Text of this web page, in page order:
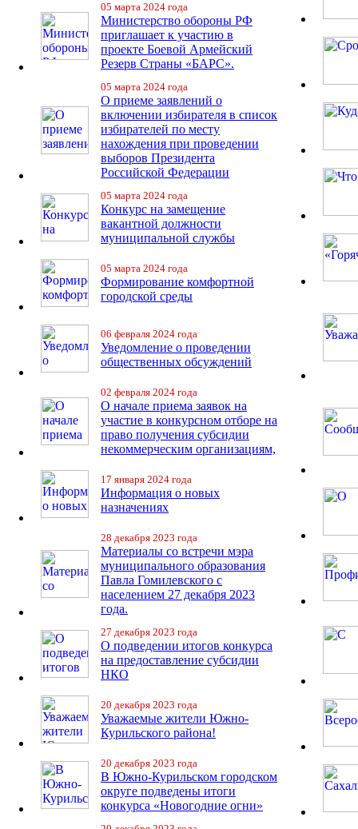
05 марта 2024 года
Министерство обороны РФ
приглашает к участию в
проекте Боевой Армейский
Резерв Страны «БАРС».
05 марта 2024 года
О приеме заявлений о
включении избирателя в список
избирателей по месту
нахождения при проведении
выборов Президента
Российской Федерации
05 марта 2024 года
Конкурс на замещение
вакантной должности
муниципальной службы
05 марта 2024 года
Формирование комфортной
городской среды
06 февраля 2024 года
Уведомление о проведении
общественных обсуждений
02 февраля 2024 года
О начале приема заявок на
участие в конкурсном отборе на
право получения субсидии
некоммерческим организациям,
17 января 2024 года
Информация о новых
назначениях
28 декабря 2023 года
Материалы со встречи мэра
муниципального образования
Павла Гомилевского с
населением 27 декабря 2023
года.
27 декабря 2023 года
О подведении итогов конкурса
на предоставление субсидии
НКО
20 декабря 2023 года
Уважаемые жители Южно-
Курильского района!
20 декабря 2023 года
В Южно-Курильском городском
округе подведены итоги
конкурса «Новогодние огни»